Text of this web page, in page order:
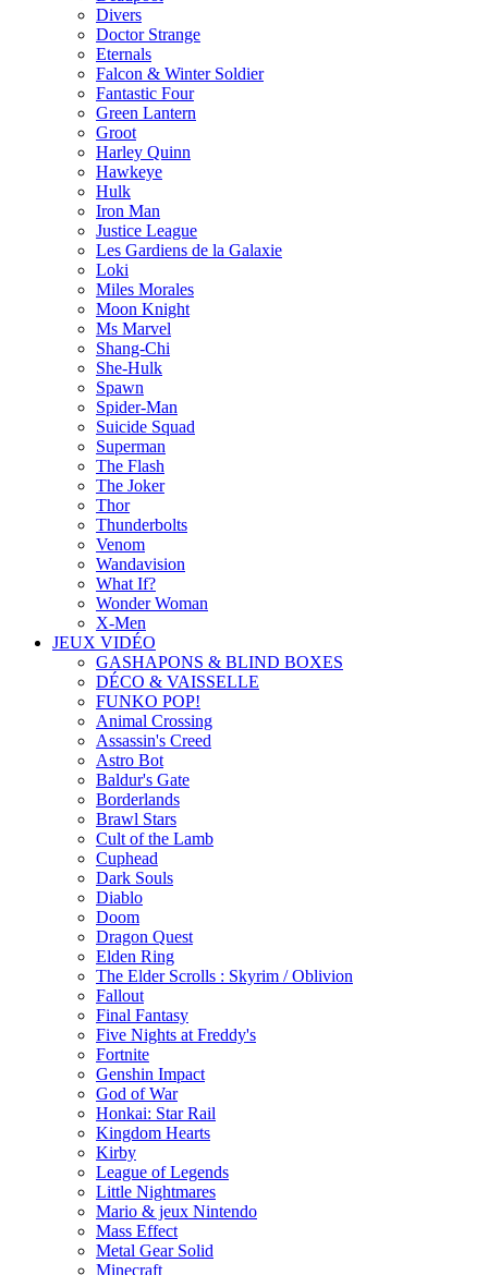
Divers
Doctor Strange
Eternals
Falcon & Winter Soldier
Fantastic Four
Green Lantern
Groot
Harley Quinn
Hawkeye
Hulk
Iron Man
Justice League
Les Gardiens de la Galaxie
Loki
Miles Morales
Moon Knight
Ms Marvel
Shang-Chi
She-Hulk
Spawn
Spider-Man
Suicide Squad
Superman
The Flash
The Joker
Thor
Thunderbolts
Venom
Wandavision
What If?
Wonder Woman
X-Men
JEUX VIDÉO
GASHAPONS & BLIND BOXES
DÉCO & VAISSELLE
FUNKO POP!
Animal Crossing
Assassin's Creed
Astro Bot
Baldur's Gate
Borderlands
Brawl Stars
Cult of the Lamb
Cuphead
Dark Souls
Diablo
Doom
Dragon Quest
Elden Ring
The Elder Scrolls : Skyrim / Oblivion
Fallout
Final Fantasy
Five Nights at Freddy's
Fortnite
Genshin Impact
God of War
Honkai: Star Rail
Kingdom Hearts
Kirby
League of Legends
Little Nightmares
Mario & jeux Nintendo
Mass Effect
Metal Gear Solid
Minecraft